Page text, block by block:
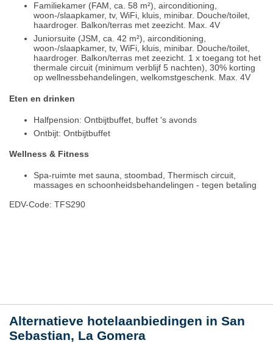
Familiekamer (FAM, ca. 58 m²), airconditioning,
woon-/slaapkamer, tv, WiFi, kluis, minibar. Douche/toilet,
haardroger. Balkon/terras met zeezicht. Max. 4V
Juniorsuite (JSM, ca. 42 m²), airconditioning,
woon-/slaapkamer, tv, WiFi, kluis, minibar. Douche/toilet,
haardroger. Balkon/terras met zeezicht. 1 x toegang tot het
thermale circuit (minimum verblijf 5 nachten), 30% korting
op wellnessbehandelingen, welkomstgeschenk. Max. 4V
Eten en drinken
Halfpension: Ontbijtbuffet, buffet 's avonds
Ontbijt: Ontbijtbuffet
Wellness & Fitness
Spa-ruimte met sauna, stoombad, Thermisch circuit,
massages en schoonheidsbehandelingen - tegen betaling
EDV-Code: TFS290
Alternatieve hotelaanbiedingen in San
Sebastian, La Gomera